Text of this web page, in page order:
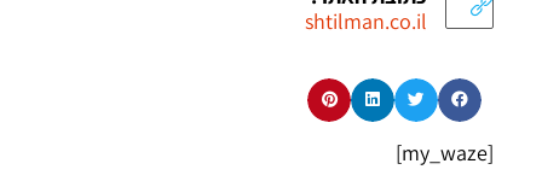
shtilman.co.il